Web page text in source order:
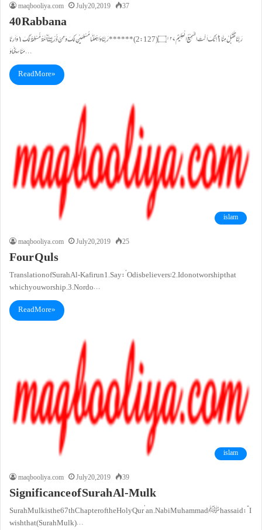
maqbooliya.com
July 20, 2019 37
40 Rabbana
رَبَّنَا تَقَبَّلْ مِنَّا١ؕ اِنَّـكَ اَنْتَ السَّمِیْعُ الْعَلِیْـمُ۝۱۲۷(2:127) ****** رَبَّنَاوَ اجْعَلْنَا مُسْلِمَیْنِ لَكَ وَ مِنْ ذُرِّیَّتِنَاۤ اُمَّةً مُّسْلِمَةً لَّكَ١وَ اَرِنَا
مَنَاسِكَنَا وَ…
Read More »
islam
maqbooliya.com
July 20, 2019 25
Four Quls
Translation of Surah Al-Kafirun 1. Say: ‘O disbelievers! 2. I do not worship that
which you worship. 3. Nor do…
Read More »
islam
maqbooliya.com
July 20, 2019 39
Significance of Surah Al-Mulk
Surah Mulk is the 67th Chapter of the Holy Qur’an. Nabi Muhammad ﷺ has said: “I
wish that (Surah Mulk)…